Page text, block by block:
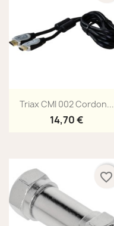
Aperçu rapide
Triax CMI 002 Cordon...
14,70 €
favorite_border